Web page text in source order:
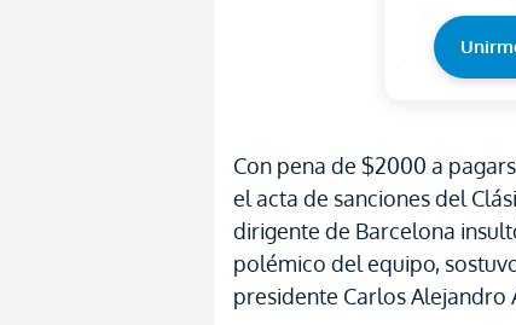
Con pena de $2000 a
el acta de sanciones del
dirigente de Barcelona
polémico del equipo,
presidente Carlos Alejandro